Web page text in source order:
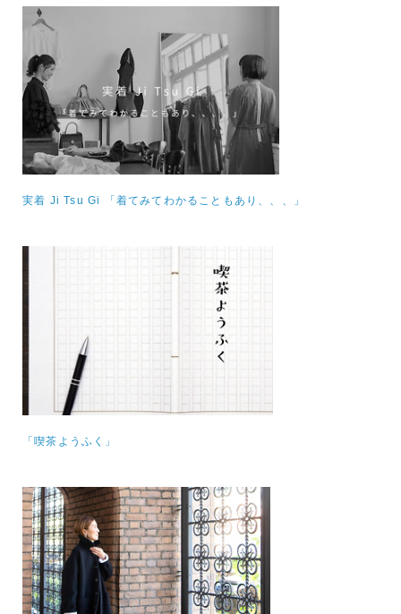
実着 Ji Tsu Gi 「着てみてわかることもあり、、、」
「喫茶ようふく」